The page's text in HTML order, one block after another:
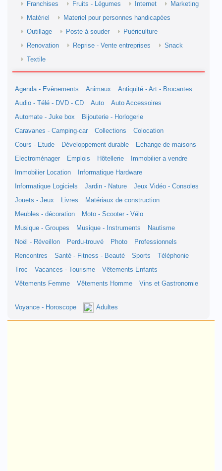
Franchises
Fruits - Légumes Internet
Marketing
Matériel
Materiel pour personnes handicapées
Outillage
Poste à souder
Puériculture
Renovation
Reprise - Vente entreprises
Snack
Textile
Agenda - Evènements Animaux
Antiquité - Art - Brocantes
Audio - Télé - DVD - CD
Auto
Auto Accessoires
Automate - Juke box
Bijouterie - Horlogerie
Caravanes - Camping-car
Collections
Colocation
Cours - Etude
Développement durable
Echange de maisons
Electroménager
Emplois Hôtellerie
Immobilier a vendre
Immobilier Location
Informatique Hardware
Informatique Logiciels
Jardin - Nature
Jeux Vidéo - Consoles
Jouets - Jeux
Livres
Matériaux de construction
Meubles - décoration
Moto - Scooter - Vélo
Musique - Groupes
Musique - Instruments
Nautisme
Noël - Réveillon
Perdu-trouvé Photo
Professionnels
Rencontres
Santé - Fitness - Beauté Sports
Téléphonie
Troc
Vacances - Tourisme
Vêtements Enfants
Vêtements Femme
Vêtements Homme Vins et Gastronomie
Voyance - Horoscope Adultes